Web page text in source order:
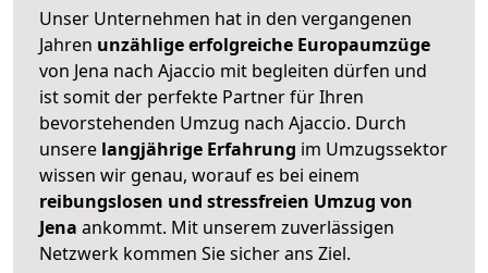
Unser Unternehmen hat in den vergangenen
Jahren unzählige erfolgreiche Europaumzüge
von Jena nach Ajaccio mit begleiten dürfen und
ist somit der perfekte Partner für Ihren
bevorstehenden Umzug nach Ajaccio. Durch
unsere langjährige Erfahrung im Umzugssektor
wissen wir genau, worauf es bei einem
reibungslosen und stressfreien Umzug von
Jena ankommt. Mit unserem zuverlässigen
Netzwerk kommen Sie sicher ans Ziel.